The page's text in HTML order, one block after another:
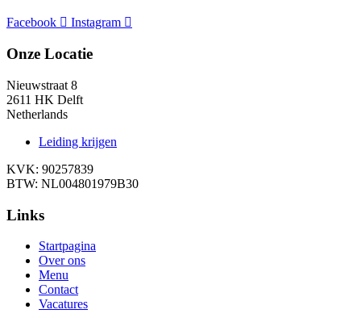
Facebook Instagram
Onze Locatie
Nieuwstraat 8
2611 HK Delft
Netherlands
Leiding krijgen
KVK: 90257839
BTW: NL004801979B30
Links
Startpagina
Over ons
Menu
Contact
Vacatures